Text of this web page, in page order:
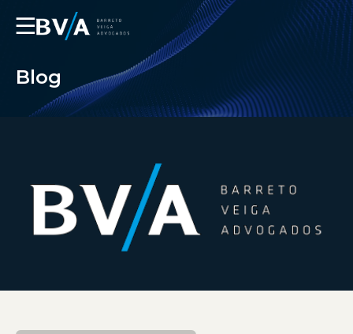
☰
Blog